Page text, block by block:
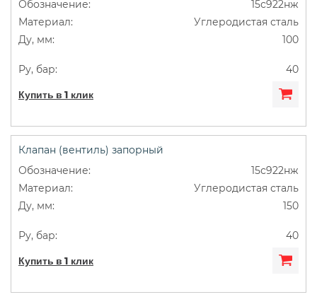
Фланцевые
15с922нж
Углеродистая сталь
100
40
Купить в 1 клик
Клапан (вентиль) запорный
15с922нж
Углеродистая сталь
150
40
Купить в 1 клик